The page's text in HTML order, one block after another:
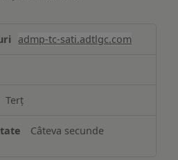
admp-tc-sati.adtlgc.com
Terț
Câteva secunde